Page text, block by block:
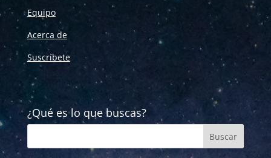
Equipo
Acerca de
Suscríbete
¿Qué es lo que buscas?